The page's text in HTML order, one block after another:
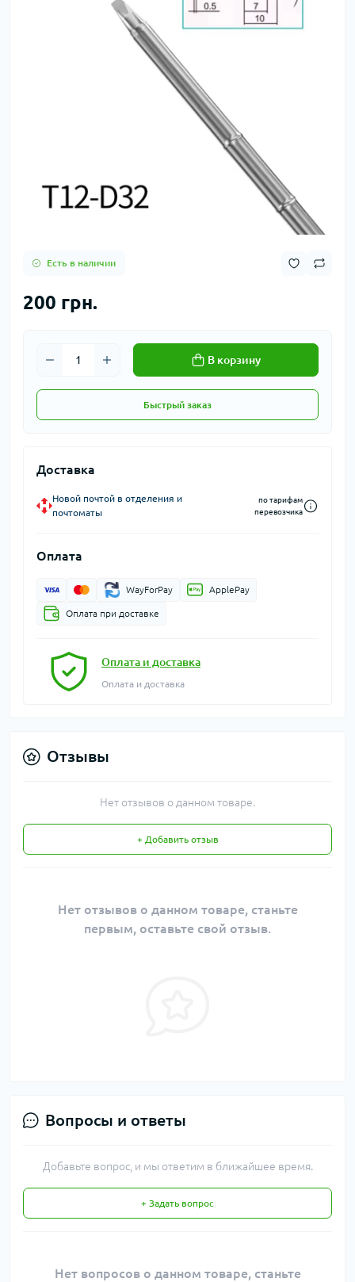
Есть в наличии
200 грн.
В корзину
Быстрый заказ
Доставка
Новой почтой в отделения и
почтоматы
по тарифам
перевозчика
Оплата
WayForPay ApplePay
Оплата при доставке
Оплата и доставка
Оплата и доставка
Отзывы
Нет отзывов о данном товаре.
+ Добавить отзыв
Нет отзывов о данном товаре, станьте
первым, оставьте свой отзыв.
Вопросы и ответы
Добавьте вопрос, и мы ответим в ближайшее время.
+ Задать вопрос
Нет вопросов о данном товаре, станьте